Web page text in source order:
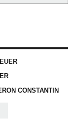
CONSTANTIN